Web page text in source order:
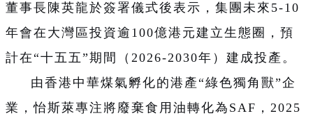
董事長陳英龍於簽署儀式後表示，集團未來5-10
年會在大灣區投資逾100億港元建立生態圈，預
計在“十五五”期間（2026-2030年）建成投產。
由香港中華煤氣孵化的港產“綠色獨角獸”企
業，怡斯萊專注將廢棄食用油轉化為SAF，2025